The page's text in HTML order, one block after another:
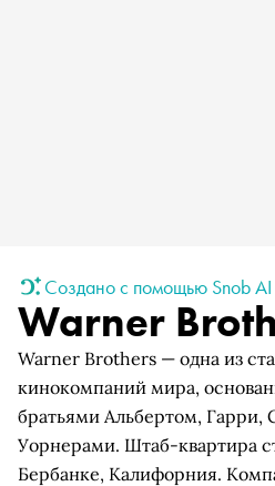
Создано с помощью Snob AI
Warner
Warner Brothers — одна из
кинокомпаний мира,
братьями Альбертом,
Уорнерами. Штаб-квартира
Бербанке, Калифорния.